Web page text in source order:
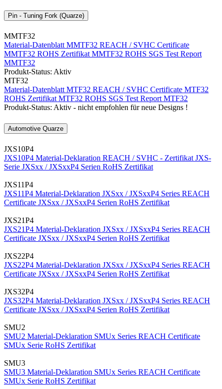
Pin - Tuning Fork (Quarze)
MMTF32
Material-Datenblatt MMTF32 REACH / SVHC Certificate
MMTF32 ROHS Zertifikat MMTF32 ROHS SGS Test Report
MMTF32
Produkt-Status: Aktiv
MTF32
Material-Datenblatt MTF32 REACH / SVHC Certificate MTF32
ROHS Zertifikat MTF32 ROHS SGS Test Report MTF32
Produkt-Status: Aktiv - nicht empfohlen für neue Designs !
Automotive Quarze
JXS10P4
JXS10P4 Material-Deklaration REACH / SVHC - Zertifikat JXS-
Serie JXSxx / JXSxxP4 Serien RoHS Zertifikat
JXS11P4
JXS11P4 Material-Deklaration JXSxx / JXSxxP4 Series REACH
Certificate JXSxx / JXSxxP4 Serien RoHS Zertifikat
JXS21P4
JXS21P4 Material-Deklaration JXSxx / JXSxxP4 Series REACH
Certificate JXSxx / JXSxxP4 Serien RoHS Zertifikat
JXS22P4
JXS22P4 Material-Deklaration JXSxx / JXSxxP4 Series REACH
Certificate JXSxx / JXSxxP4 Serien RoHS Zertifikat
JXS32P4
JXS32P4 Material-Deklaration JXSxx / JXSxxP4 Series REACH
Certificate JXSxx / JXSxxP4 Serien RoHS Zertifikat
SMU2
SMU2 Material-Deklaration SMUx Series REACH Certificate
SMUx Serie RoHS Zertifikat
SMU3
SMU3 Material-Deklaration SMUx Series REACH Certificate
SMUx Serie RoHS Zertifikat